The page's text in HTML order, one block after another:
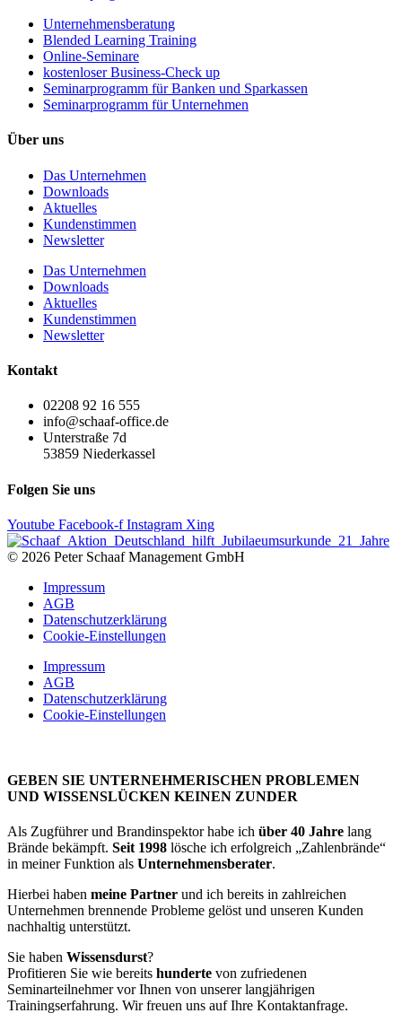
Unternehmens­beratung
Blended Learning Training
Online-Seminare
kostenloser Business-Check up
Seminarprogramm für Banken und Sparkassen
Seminarprogramm für Unternehmen
Über uns
Das Unternehmen
Downloads
Aktuelles
Kundenstimmen
Newsletter
Das Unternehmen
Downloads
Aktuelles
Kundenstimmen
Newsletter
Kontakt
02208 92 16 555
info@schaaf-office.de
Unterstraße 7d
53859 Niederkassel
Folgen Sie uns
Youtube Facebook-f Instagram Xing
© 2026 Peter Schaaf Management GmbH
Impressum
AGB
Datenschutzerklärung
Cookie-Einstellungen
Impressum
AGB
Datenschutzerklärung
Cookie-Einstellungen
GEBEN SIE UNTERNEHMERISCHEN PROBLEMEN
UND WISSENSLÜCKEN KEINEN ZUNDER
Als Zugführer und Brandinspektor habe ich über 40 Jahre lang
Brände bekämpft. Seit 1998 lösche ich erfolgreich „Zahlenbrände“
in meiner Funktion als Unternehmensberater.
Hierbei haben meine Partner und ich bereits in zahlreichen
Unternehmen brennende Probleme gelöst und unseren Kunden
nachhaltig unterstützt.
Sie haben Wissensdurst?
Profitieren Sie wie bereits hunderte von zufriedenen
Seminarteilnehmer vor Ihnen von unserer langjährigen
Trainingserfahrung. Wir freuen uns auf Ihre Kontaktanfrage.